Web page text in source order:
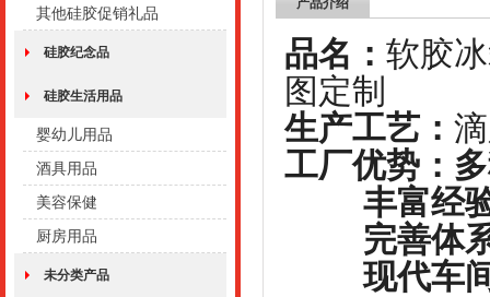
其他硅胶促销礼品
硅胶纪念品
硅胶生活用品
婴幼儿用品
酒具用品
美容保健
厨房用品
未分类产品
产品介绍
品名： 软
图定制
生产工艺：
工厂优势：
丰富经验
完善体系
现代车间